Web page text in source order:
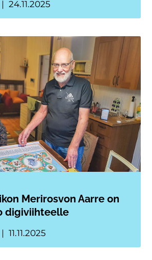
24.11.2025
Merirosvon Aarre on
digiviihteelle
11.11.2025